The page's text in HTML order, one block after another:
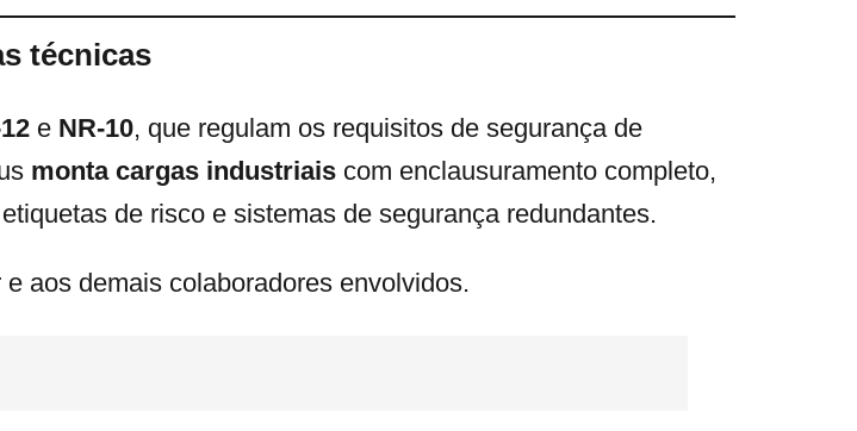
técnicas
e NR-10, que regulam os requisitos de segurança de
monta cargas industriais com enclausuramento completo,
de risco e sistemas de segurança redundantes.
aos demais colaboradores envolvidos.